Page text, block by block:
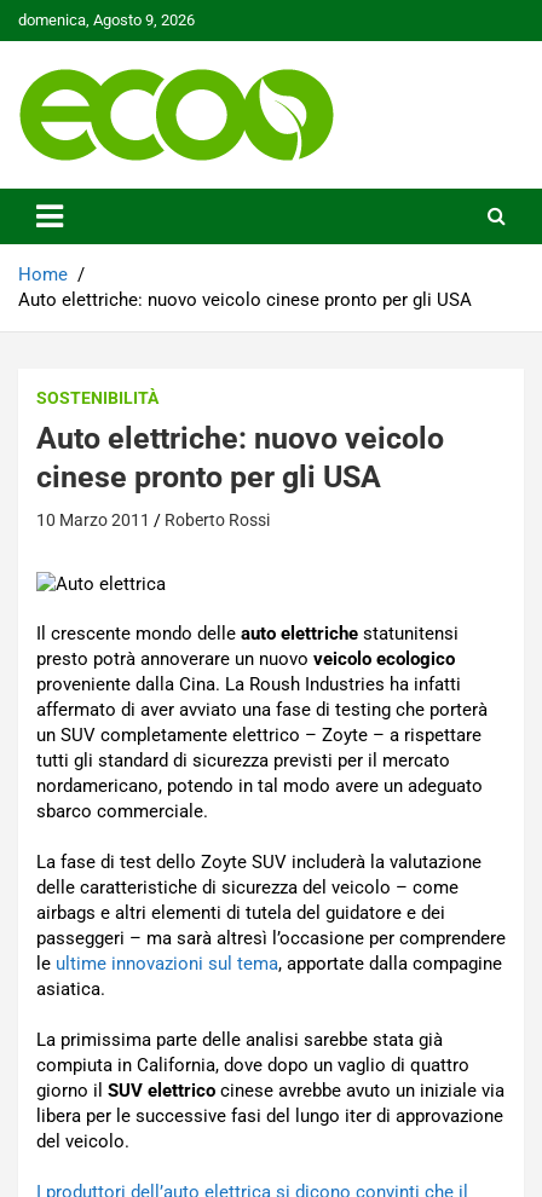
Skip
to
domenica, Agosto 9, 2026
Ecoo.it
Home
Auto elettriche: nuovo veicolo cinese pronto per gli USA
SOSTENIBILITÀ
Auto elettriche: nuovo veicolo
cinese pronto per gli USA
10 Marzo 2011 Roberto Rossi
Il crescente mondo delle auto elettriche statunitensi
presto potrà annoverare un nuovo veicolo ecologico
proveniente dalla Cina. La Roush Industries ha infatti
affermato di aver avviato una fase di testing che porterà
un SUV completamente elettrico – Zoyte – a rispettare
tutti gli standard di sicurezza previsti per il mercato
nordamericano, potendo in tal modo avere un adeguato
sbarco commerciale.
La fase di test dello Zoyte SUV includerà la valutazione
delle caratteristiche di sicurezza del veicolo – come
airbags e altri elementi di tutela del guidatore e dei
passeggeri – ma sarà altresì l’occasione per comprendere
le ultime innovazioni sul tema, apportate dalla compagine
asiatica.
La primissima parte delle analisi sarebbe stata già
compiuta in California, dove dopo un vaglio di quattro
giorno il SUV elettrico cinese avrebbe avuto un iniziale via
libera per le successive fasi del lungo iter di approvazione
del veicolo.
I produttori dell’auto elettrica si dicono convinti che il